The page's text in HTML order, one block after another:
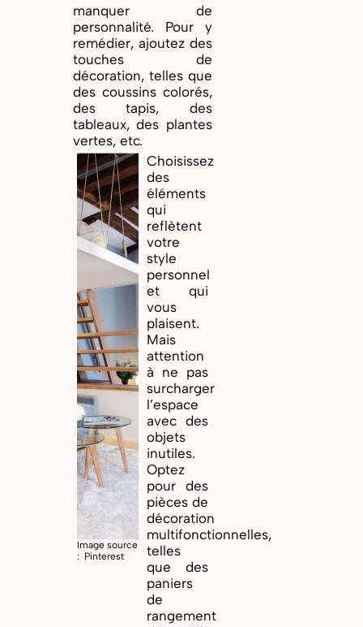
manquer de
personnalité. Pour y
remédier, ajoutez des
touches de
décoration, telles que
des coussins colorés,
des tapis, des
tableaux, des plantes
vertes, etc.
Image source
: Pinterest
Choisissez
des
éléments
qui
reflètent
votre
style
personnel
et qui
vous
plaisent.
Mais
attention
à ne pas
surcharger
l’espace
avec des
objets
inutiles.
Optez
pour des
pièces de
décoration
multifonctionnelles,
telles
que des
paniers
de
rangement